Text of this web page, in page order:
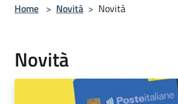
Home > Novità > Novità
Novità